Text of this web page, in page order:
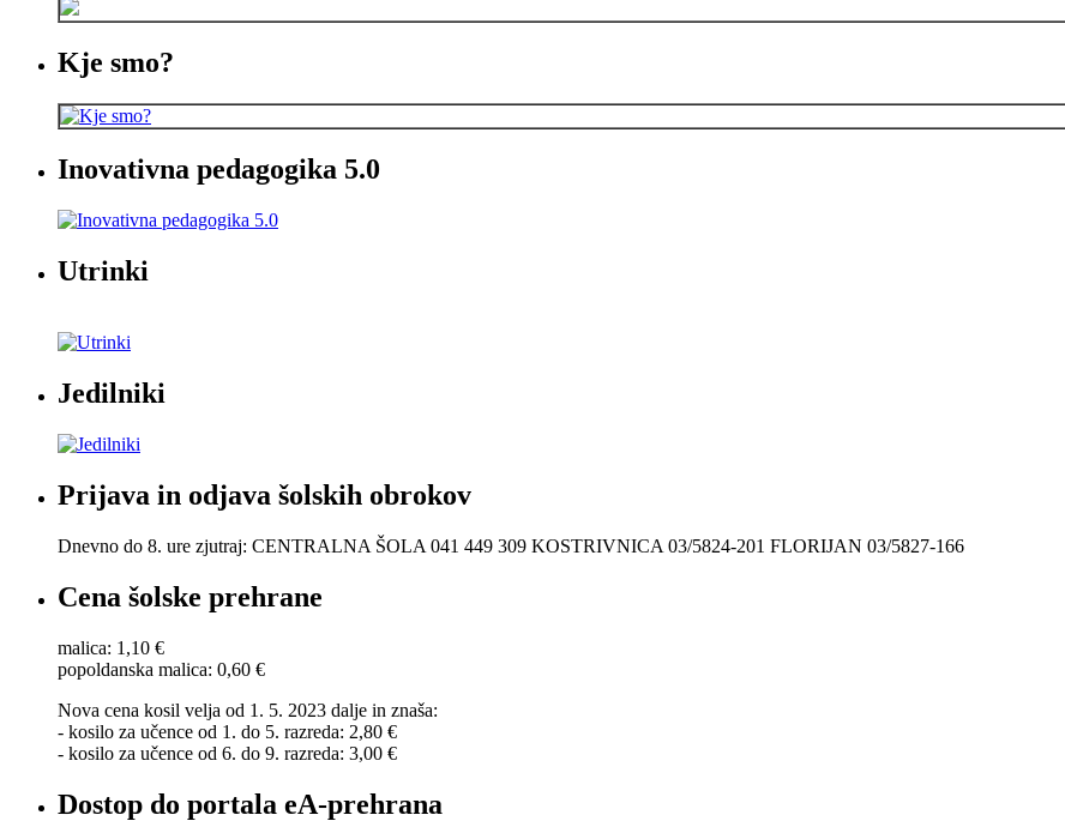
Kje smo?
Inovativna pedagogika 5.0
Utrinki
Jedilniki
Prijava in odjava šolskih obrokov
Dnevno do 8. ure zjutraj: CENTRALNA ŠOLA 041 449 309 KOSTRIVNICA 03/5824-201 FLORIJAN 03/5827-166
Cena šolske prehrane
malica: 1,10 €
popoldanska malica: 0,60 €
Nova cena kosil velja od 1. 5. 2023 dalje in znaša:
- kosilo za učence od 1. do 5. razreda: 2,80 €
- kosilo za učence od 6. do 9. razreda: 3,00 €
Dostop do portala eA-prehrana